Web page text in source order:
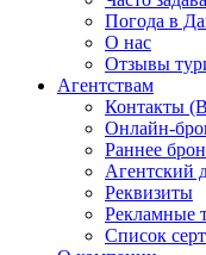
Погода в
О нас
Отзывы
Агентствам
Контакты
Онлайн-
Раннее
Агентский
Реквизиты
Рекламные
Список